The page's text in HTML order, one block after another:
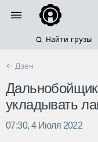
Найти грузы
← Дзен
укладывать
07:30, 4 Июля 2022